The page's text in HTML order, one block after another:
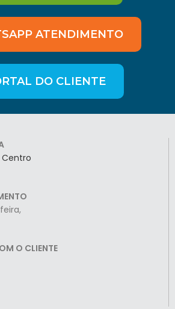
ATENDIMENTO
DO CLIENTE
Centro
O CLIENTE